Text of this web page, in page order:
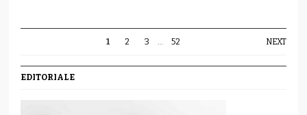
1 2 3 … 52 NEXT
EDITORIALE